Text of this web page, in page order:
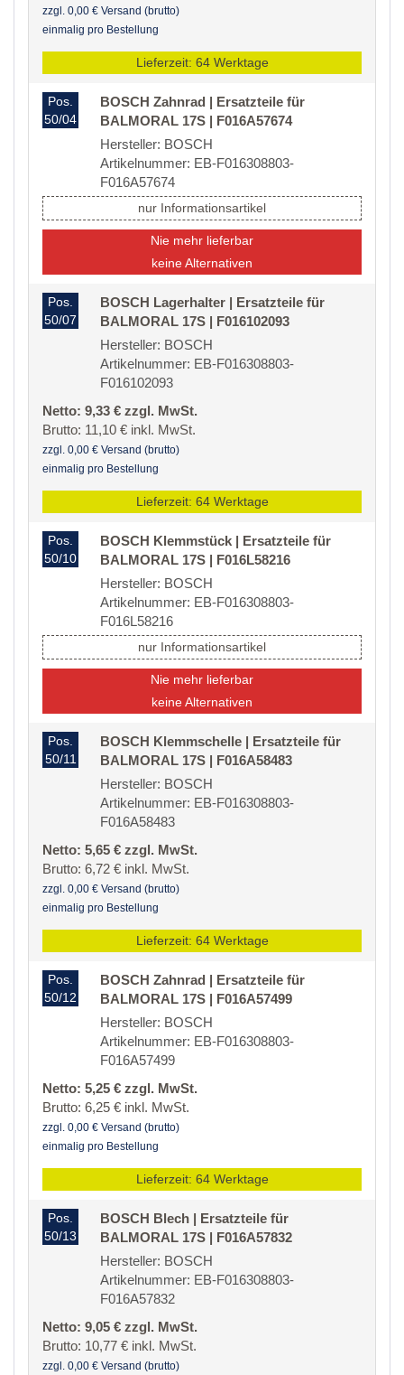
zzgl. 0,00 € Versand (brutto)
einmalig pro Bestellung
Lieferzeit: 64 Werktage
Pos.
50/04
BOSCH Zahnrad | Ersatzteile für
BALMORAL 17S | F016A57674
Hersteller: BOSCH
Artikelnummer: EB-F016308803-
F016A57674
nur Informationsartikel
Nie mehr lieferbar
keine Alternativen
Pos.
50/07
BOSCH Lagerhalter | Ersatzteile für
BALMORAL 17S | F016102093
Hersteller: BOSCH
Artikelnummer: EB-F016308803-
F016102093
Netto: 9,33 € zzgl. MwSt.
Brutto: 11,10 € inkl. MwSt.
zzgl. 0,00 € Versand (brutto)
einmalig pro Bestellung
Lieferzeit: 64 Werktage
Pos.
50/10
BOSCH Klemmstück | Ersatzteile für
BALMORAL 17S | F016L58216
Hersteller: BOSCH
Artikelnummer: EB-F016308803-
F016L58216
nur Informationsartikel
Nie mehr lieferbar
keine Alternativen
Pos.
50/11
BOSCH Klemmschelle | Ersatzteile für
BALMORAL 17S | F016A58483
Hersteller: BOSCH
Artikelnummer: EB-F016308803-
F016A58483
Netto: 5,65 € zzgl. MwSt.
Brutto: 6,72 € inkl. MwSt.
zzgl. 0,00 € Versand (brutto)
einmalig pro Bestellung
Lieferzeit: 64 Werktage
Pos.
50/12
BOSCH Zahnrad | Ersatzteile für
BALMORAL 17S | F016A57499
Hersteller: BOSCH
Artikelnummer: EB-F016308803-
F016A57499
Netto: 5,25 € zzgl. MwSt.
Brutto: 6,25 € inkl. MwSt.
zzgl. 0,00 € Versand (brutto)
einmalig pro Bestellung
Lieferzeit: 64 Werktage
Pos.
50/13
BOSCH Blech | Ersatzteile für
BALMORAL 17S | F016A57832
Hersteller: BOSCH
Artikelnummer: EB-F016308803-
F016A57832
Netto: 9,05 € zzgl. MwSt.
Brutto: 10,77 € inkl. MwSt.
zzgl. 0,00 € Versand (brutto)